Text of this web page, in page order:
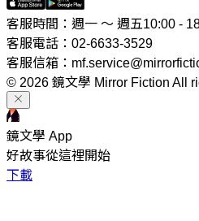
客服時間：週一 ～ 週五10:00 -
客服電話：02-6633-3529
客服信箱：
© 2026 鏡文學 Mirror Fiction All
鏡文學 App
好故事從這裡開始
下載